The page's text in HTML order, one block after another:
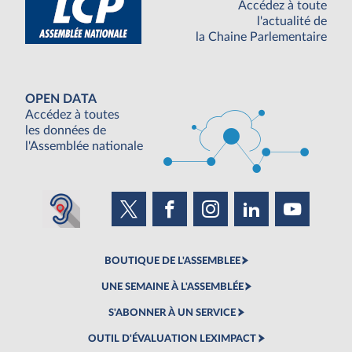
Accédez à toute
l'actualité de
la Chaine Parlementaire
OPEN DATA
Accédez à toutes
les données de
l'Assemblée nationale
BOUTIQUE DE L'ASSEMBLEE
UNE SEMAINE À L'ASSEMBLÉE
S'ABONNER À UN SERVICE
OUTIL D'ÉVALUATION LEXIMPACT